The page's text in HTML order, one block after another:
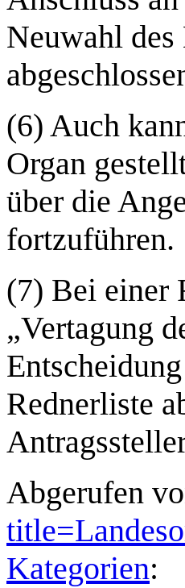
Neuwahl
(6) Auch
Organ
über die
fortzuführen.
(7) Bei einer
„Vertagung
Rednerliste
Abgerufen
Kategorien: